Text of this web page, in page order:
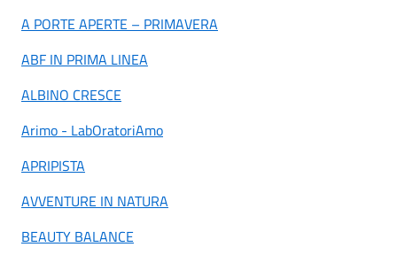
A PORTE APERTE – PRIMAVERA
ABF IN PRIMA LINEA
ALBINO CRESCE
Arimo - LabOratoriAmo
APRIPISTA
AVVENTURE IN NATURA
BEAUTY BALANCE